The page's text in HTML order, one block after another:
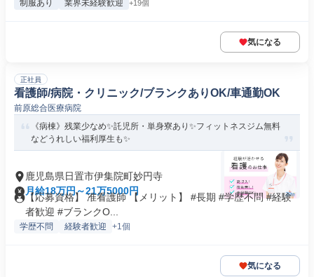
制服あり 業界未経験歓迎 +19個
気になる
正社員
看護師/病院・クリニック/ブランクありOK/車通勤OK
前原総合医療病院
《病棟》残業少なめ✨託児所・単身寮あり✨フィットネスジム無料
などうれしい福利厚生も✨
鹿児島県日置市伊集院町妙円寺
月給18万円～21万5000円
【応募資格】 准看護師 【メリット】 #長期 #学歴不問 #経験
者歓迎 #ブランクO...
学歴不問 経験者歓迎 +1個
気になる